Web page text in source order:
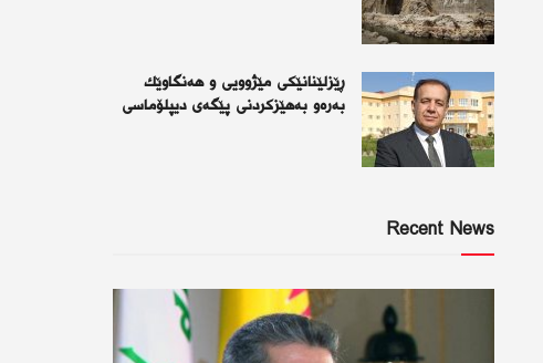
ڕێزلێنانێكی مێژوویی و هەنگاوێك
بەرەو بەهێزكردنی پێگەی دیپلۆماسی
Recent News